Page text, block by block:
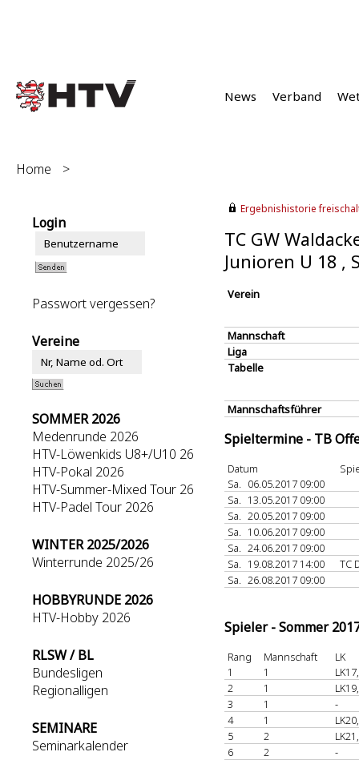
News Verband
Home >
Login
Passwort vergessen?
Vereine
SOMMER 2026
Medenrunde 2026
HTV-Löwenkids U8+/U10 26
HTV-Pokal 2026
HTV-Summer-Mixed Tour 26
HTV-Padel Tour 2026
WINTER 2025/2026
Winterrunde 2025/26
HOBBYRUNDE 2026
HTV-Hobby 2026
RLSW / BL
Bundesligen
Regionalligen
SEMINARE
Seminarkalender
Ergebnishistorie
TC GW
Junioren U 18 ,
Verein
Mannschaft
Liga
Tabelle
Mannschaftsführer
Spieltermine - TB
Datum
Sa. 06.05.2017 09:00
Sa. 13.05.2017 09:00
Sa. 20.05.2017 09:00
Sa. 10.06.2017 09:00
Sa. 24.06.2017 09:00
Sa. 19.08.2017 14:00
TC
Sa. 26.08.2017 09:00
Spieler - Sommer
Rang Mannschaft
LK
1
1
2
1
3
1
-
4
1
5
2
6
2
-